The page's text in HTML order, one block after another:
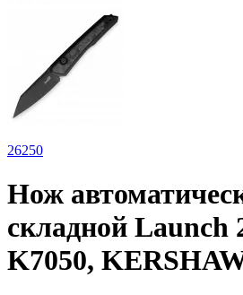
26250
Нож
складной Launch
K7050,